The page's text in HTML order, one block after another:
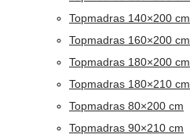
Topmadras 140×200 cm
Topmadras 160×200 cm
Topmadras 180×200 cm
Topmadras 180×210 cm
Topmadras 80×200 cm
Topmadras 90×210 cm